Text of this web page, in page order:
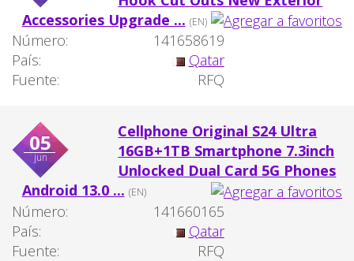
Accessories Upgrade ... (EN)
Número:
141658619
País:
Qatar
Fuente:
RFQ
05
jun
Cellphone Original S24 Ultra
16GB+1TB Smartphone 7.3inch
Unlocked Dual Card 5G Phones
Android 13.0 ... (EN)
Número:
141660165
País:
Qatar
Fuente:
RFQ